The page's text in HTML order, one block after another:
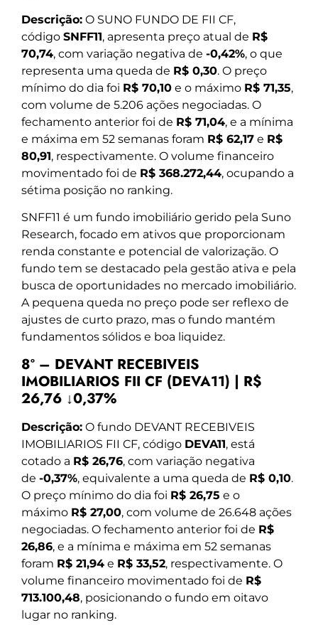
Descrição: O SUNO FUNDO DE FII CF,
código SNFF11, apresenta preço atual de R$
70,74, com variação negativa de -0,42%, o que
representa uma queda de R$ 0,30. O preço
mínimo do dia foi R$ 70,10 e o máximo R$ 71,35,
com volume de 5.206 ações negociadas. O
fechamento anterior foi de R$ 71,04, e a mínima
e máxima em 52 semanas foram R$ 62,17 e R$
80,91, respectivamente. O volume financeiro
movimentado foi de R$ 368.272,44, ocupando a
sétima posição no ranking.
SNFF11 é um fundo imobiliário gerido pela Suno
Research, focado em ativos que proporcionam
renda constante e potencial de valorização. O
fundo tem se destacado pela gestão ativa e pela
busca de oportunidades no mercado imobiliário.
A pequena queda no preço pode ser reflexo de
ajustes de curto prazo, mas o fundo mantém
fundamentos sólidos e boa liquidez.
8º – DEVANT RECEBIVEIS
IMOBILIARIOS FII CF (DEVA11) | R$
26,76 ↓0,37%
Descrição: O fundo DEVANT RECEBIVEIS
IMOBILIARIOS FII CF, código DEVA11, está
cotado a R$ 26,76, com variação negativa
de -0,37%, equivalente a uma queda de R$ 0,10.
O preço mínimo do dia foi R$ 26,75 e o
máximo R$ 27,00, com volume de 26.648 ações
negociadas. O fechamento anterior foi de R$
26,86, e a mínima e máxima em 52 semanas
foram R$ 21,94 e R$ 33,52, respectivamente. O
volume financeiro movimentado foi de R$
713.100,48, posicionando o fundo em oitavo
lugar no ranking.